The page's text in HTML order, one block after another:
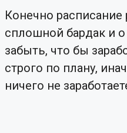
Конечно расписание
сплошной бардак и
забыть, что бы
строго по плану,
ничего не